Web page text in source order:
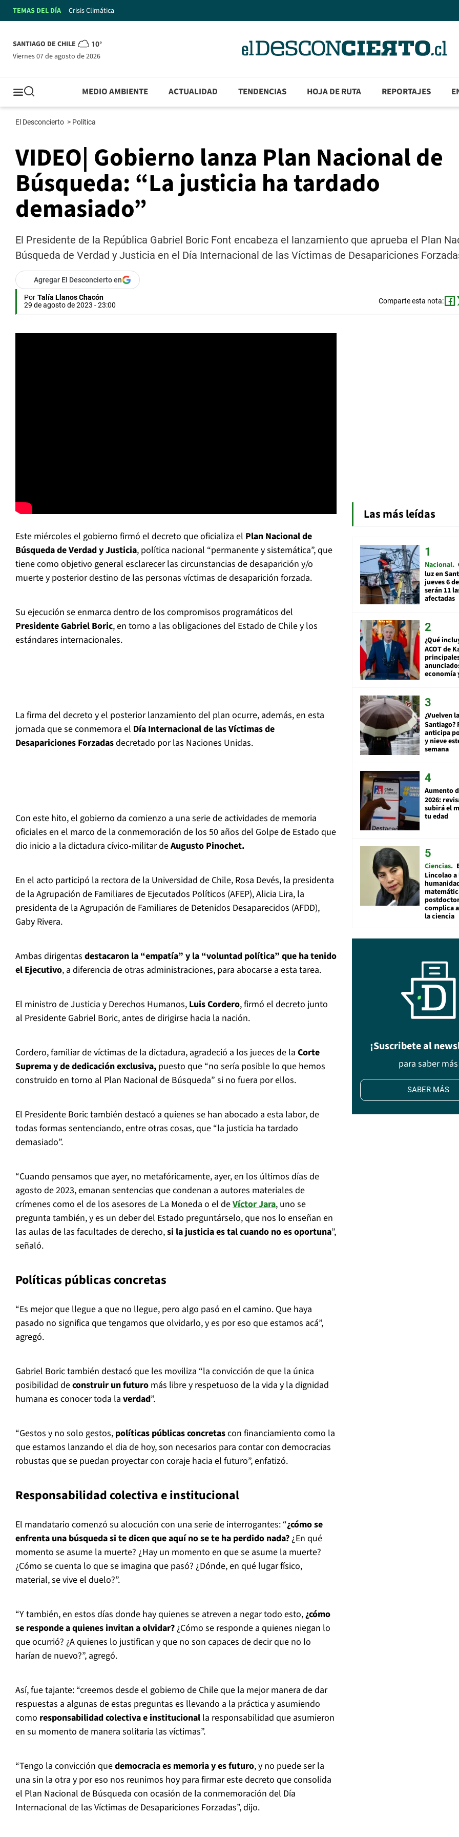
TEMAS DEL DÍA Crisis Climática
SANTIAGO DE CHILE 10°
viernes 07 de agosto de 2026
MEDIO AMBIENTE ACTUALIDAD TENDENCIAS HOJA DE RUTA REPORTAJES
El Desconcierto > Política
VIDEO| Gobierno lanza Plan Nacional de
Búsqueda: “La justicia ha tardado
demasiado”
El Presidente de la República Gabriel Boric Font encabeza el lanzamiento que aprueba el Plan
Búsqueda de Verdad y Justicia en el Día Internacional de las Víctimas de Desapariciones
Agregar El Desconcierto en
Por Talía Llanos Chacón
29 de agosto de 2023 - 23:00
Comparte esta nota:
Este miércoles el gobierno firmó el decreto que oficializa el Plan Nacional de
Búsqueda de Verdad y Justicia, política nacional “permanente y sistemática”, que
tiene como objetivo general esclarecer las circunstancias de desaparición y/o
muerte y posterior destino de las personas víctimas de desaparición forzada.
Su ejecución se enmarca dentro de los compromisos programáticos del
Presidente Gabriel Boric, en torno a las obligaciones del Estado de Chile y los
estándares internacionales.
La firma del decreto y el posterior lanzamiento del plan ocurre, además, en esta
jornada que se conmemora el Día Internacional de las Víctimas de
Desapariciones Forzadasdecretado por las Naciones Unidas.
Con este hito, el gobierno da comienzo a una serie de actividades de memoria
oficiales en el marco de la conmemoración de los 50 años del Golpe de Estado que
dio inicio a la dictadura cívico-militar deAugusto Pinochet.
En el acto participó la rectora de la Universidad de Chile, Rosa Devés, la presidenta
de la Agrupación de Familiares de Ejecutados Políticos (AFEP), Alicia Lira, la
presidenta de la Agrupación de Familiares de Detenidos Desaparecidos (AFDD),
Gaby Rivera.
Ambas dirigentas destacaron la “empatía” y la “voluntad política” que ha tenido
el Ejecutivo, a diferencia de otras administraciones, para abocarse a esta tarea.
El ministro de Justicia y Derechos Humanos, Luis Cordero, firmó el decreto junto
al Presidente Gabriel Boric, antes de dirigirse hacia la nación.
Cordero, familiar de víctimas de la dictadura, agradeció a los jueces de la Corte
Suprema y de dedicación exclusiva, puesto que “no sería posible lo que hemos
construido en torno al Plan Nacional de Búsqueda” si no fuera por ellos.
El Presidente Boric también destacó a quienes se han abocado a esta labor, de
todas formas sentenciando, entre otras cosas, que “la justicia ha tardado
demasiado”.
“Cuando pensamos que ayer, no metafóricamente, ayer, en los últimos días de
agosto de 2023, emanan sentencias que condenan a autores materiales de
crímenes como el de los asesores de La Moneda o el deVíctor Jara, uno se
pregunta también, y es un deber del Estado preguntárselo, que nos lo enseñan en
las aulas de las facultades de derecho,si la justicia es tal cuando no es oportuna”,
señaló.
Políticas públicas concretas
“Es mejor que llegue a que no llegue, pero algo pasó en el camino. Que haya
pasado no significa que tengamos que olvidarlo, y es por eso que estamos acá”,
agregó.
Gabriel Boric también destacó que les moviliza “la convicción de que la única
posibilidad deconstruir un futuro más libre y respetuoso de la vida y la dignidad
humana es conocer toda la verdad”.
“Gestos y no solo gestos, políticas públicas concretascon financiamiento como la
que estamos lanzando el dia de hoy, son necesarios para contar con democracias
robustas que se puedan proyectar con coraje hacia el futuro”, enfatizó.
Responsabilidad colectiva e institucional
El mandatario comenzó su alocución con una serie de interrogantes: “¿cómo se
enfrenta una búsqueda si te dicen que aquí no se te ha perdido nada?¿En qué
momento se asume la muerte? ¿Hay un momento en que se asume la muerte?
¿Cómo se cuenta lo que se imagina que pasó? ¿Dónde, en qué lugar físico,
material, se vive el duelo?”.
“Y también, en estos días donde hay quienes se atreven a negar todo esto,¿cómo
se responde a quienes invitan a olvidar?¿Cómo se responde a quienes niegan lo
que ocurrió? ¿A quienes lo justifican y que no son capaces de decir que no lo
harían de nuevo?”, agregó.
Así, fue tajante: “creemos desde el gobierno de Chile que la mejor manera de dar
respuestas a algunas de estas preguntas es llevando a la práctica y asumiendo
como responsabilidad colectiva e institucional la responsabilidad que asumieron
en su momento de manera solitaria las víctimas”.
“Tengo la convicción quedemocracia es memoria y es futuro, y no puede ser la
una sin la otra y por eso nos reunimos hoy para firmar este decreto que consolida
el Plan Nacional de Búsqueda con ocasión de la conmemoración del Día
Internacional de las Víctimas de Desapariciones Forzadas”, dijo.
Las más leídas
Nacional
luz en
jueves 6
serán 11
afectadas
¿Qué
ACOT de
economía
¿Vuelven
Santiago?
anticipa
y nieve
semana
Aumento
2026:
subirá el
tu edad
Ciencias
Lincolao a
complica
la ciencia
¡Suscribete al
para saber más
SABER MÁS